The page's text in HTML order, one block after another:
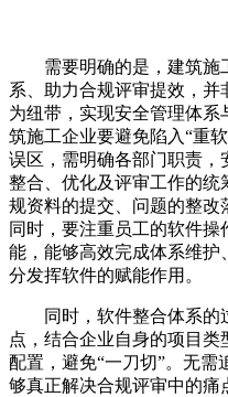
需要明确的是，建筑施
系、助力合规评审提效，
为纽带，实现安全管理体系
筑施工企业要避免陷入“重
误区，需明确各部门职责，
整合、优化及评审工作的统
规资料的提交、问题的整改
同时，要注重员工的软件
能，能够高效完成体系维
分发挥软件的赋能作用。
同时，软件整合体系
点，结合企业自身的项目
配置，避免“一刀切”。无
够真正解决合规评审中的